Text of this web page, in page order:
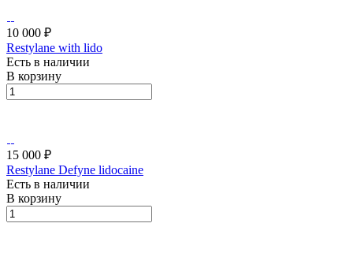
10 000 ₽
Restylane with lido
Есть в наличии
В корзину
15 000 ₽
Restylane Defyne lidocaine
Есть в наличии
В корзину